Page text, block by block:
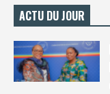
ACTU DU JOUR